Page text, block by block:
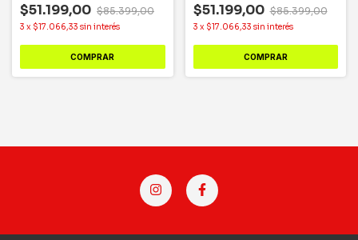
$51.199,00 $85.399,00
3 x $17.066,33 sin interés
COMPRAR
$51.199,00 $85.399,00
3 x $17.066,33 sin interés
COMPRAR